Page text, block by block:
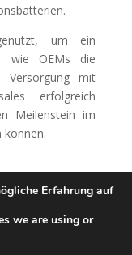
um ein
wie OEMs die
Versorgung mit
erfolgreich
Meilenstein im
können.
Erfahrung auf
we are using or